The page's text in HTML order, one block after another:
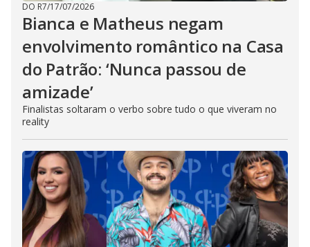
DO R7/17/07/2026
Bianca e Matheus negam
envolvimento romântico na Casa
do Patrão: ‘Nunca passou de
amizade’
Finalistas soltaram o verbo sobre tudo o que viveram no
reality